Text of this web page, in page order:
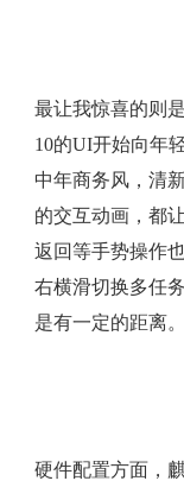
最让我惊喜的则
10的UI开始向年
中年商务风，清
的交互动画，都
返回等手势操作
右横滑切换多任
是有一定的距离。
硬件配置方面，